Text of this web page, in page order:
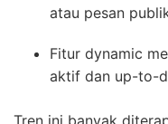
atau pesan
Fitur dynamic
aktif dan up-to-
Tren ini banyak